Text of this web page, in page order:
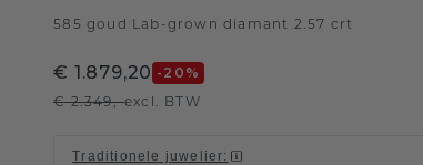
585 goud Lab-grown diamant 2.57 crt
€ 1.879,20 -20 %
€ 2.349,-excl. BTW
Traditionele juwelier: